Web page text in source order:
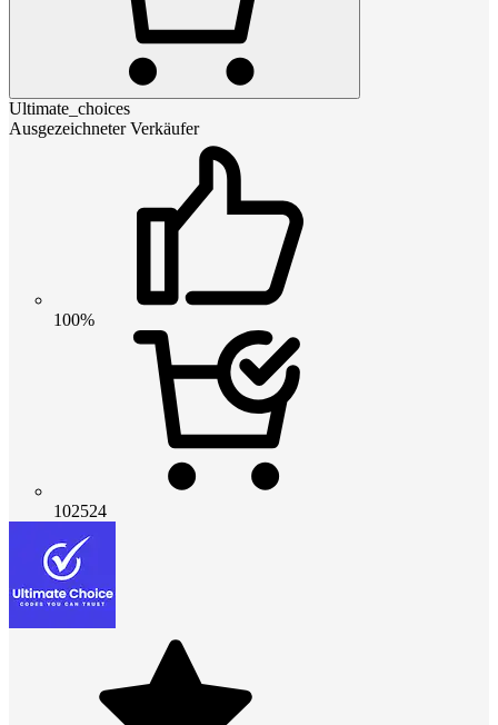
Ultimate_choices
Ausgezeichneter Verkäufer
100%
102524